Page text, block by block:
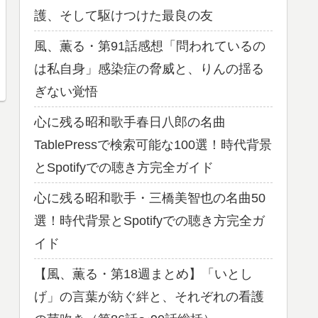
護、そして駆けつけた最良の友
風、薫る・第91話感想「問われているの
は私自身」感染症の脅威と、りんの揺る
ぎない覚悟
心に残る昭和歌手春日八郎の名曲
TablePressで検索可能な100選！時代背景
とSpotifyでの聴き方完全ガイド
心に残る昭和歌手・三橋美智也の名曲50
選！時代背景とSpotifyでの聴き方完全ガ
イド
【風、薫る・第18週まとめ】「いとし
げ」の言葉が紡ぐ絆と、それぞれの看護